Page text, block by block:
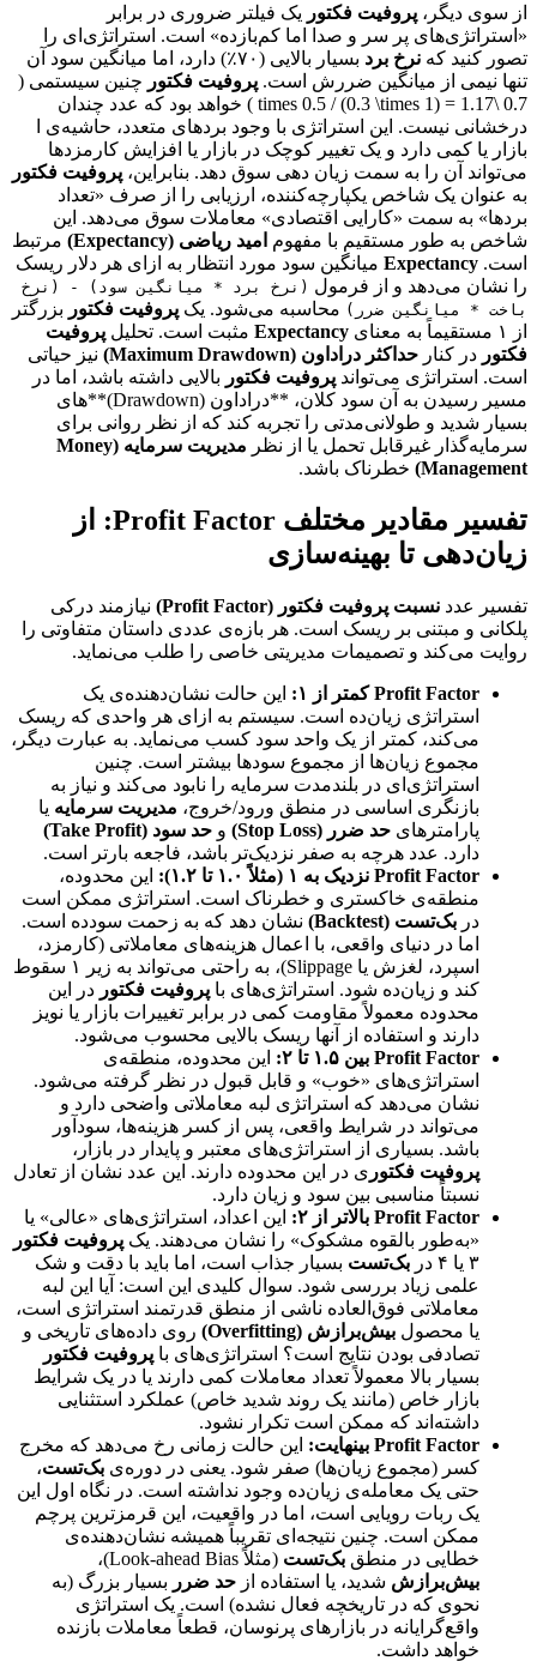
از سوی دیگر، پروفیت فکتور یک فیلتر ضروری در برابر
«استراتژی‌های پر سر و صدا اما کم‌بازده» است. استراتژی‌ای را
تصور کنید که نرخ برد
بسیار بالایی (۷۰٪) دارد، اما میانگین سود آن
تنها نیمی از میانگین ضررش است. پروفیت فکتور چنین سیستمی (
0.7 \times 0.5 / (0.3 \times 1) = 1.17 ) خواهد بود که عدد چندان
درخشانی نیست. این استراتژی با وجود بردهای متعدد، حاشیه‌ی ا
بازار یا کمی دارد و یک تغییر کوچک در بازار یا افزایش کارمزدها
می‌تواند آن را به سمت زیان دهی سوق دهد. بنابراین، پروفیت فکتور
به عنوان یک شاخص یکپارچه‌کننده، ارزیابی را از صرف «تعداد
بردها» به سمت «کارایی اقتصادی» معاملات سوق می‌دهد. این
شاخص به طور مستقیم با مفهوم امید ریاضی (Expectancy)
مرتبط
است. Expectancy میانگین سود مورد انتظار به ازای هر دلار ریسک
را نشان می‌دهد و از فرمول (نرخ برد * میانگین سود) - (نرخ
باخت * میانگین ضرر) محاسبه می‌شود. یک پروفیت فکتور بزرگتر
از ۱ مستقیماً به معنای
Expectancy مثبت است. تحلیل پروفیت
فکتور در کنار حداکثر دراداون (Maximum Drawdown)
نیز حیاتی
است. استراتژی می‌تواند پروفیت فکتور بالایی داشته باشد، اما در
مسیر رسیدن به آن سود کلان، **دراداون (Drawdown)**‌های
بسیار شدید و طولانی‌مدتی را تجربه کند که از نظر روانی برای
سرمایه‌گذار غیرقابل تحمل یا از نظر
مدیریت سرمایه (Money
Management) خطرناک باشد.
تفسیر مقادیر مختلف Profit Factor: از
زیان‌دهی تا بهینه‌سازی
تفسیر عدد نسبت پروفیت فکتور (Profit Factor)
نیازمند درکی
پلکانی و مبتنی بر ریسک است. هر بازه‌ی عددی داستان متفاوتی را
روایت می‌کند و تصمیمات مدیریتی خاصی را طلب می‌نماید.
Profit Factor کمتر از ۱:
این حالت نشان‌دهنده‌ی یک
استراتژی زیان‌ده است. سیستم به ازای هر واحدی که ریسک
می‌کند، کمتر از یک واحد سود کسب می‌نماید. به عبارت دیگر،
مجموع زیان‌ها از مجموع سودها بیشتر است. چنین
استراتژی‌ای در بلندمدت سرمایه را نابود می‌کند و نیاز به
بازنگری اساسی در منطق ورود/خروج، مدیریت سرمایه یا
پارامترهای حد ضرر (Stop Loss) و حد سود (Take Profit)
دارد. عدد هرچه به صفر نزدیک‌تر باشد، فاجعه بارتر است.
Profit Factor نزدیک به ۱ (مثلاً ۱.۰ تا ۱.۲):
این محدوده،
منطقه‌ی خاکستری و خطرناک است. استراتژی ممکن است
در بک‌تست (Backtest)
نشان دهد که به زحمت سودده است.
اما در دنیای واقعی، با اعمال هزینه‌های معاملاتی (کارمزد،
اسپرد، لغزش یا Slippage)، به راحتی می‌تواند به زیر ۱ سقوط
کند و زیان‌ده شود. استراتژی‌های با پروفیت فکتور در این
محدوده معمولاً مقاومت کمی در برابر تغییرات بازار یا نویز
دارند و استفاده از آنها ریسک بالایی محسوب می‌شود.
Profit Factor بین ۱.۵ تا ۲:
این محدوده، منطقه‌ی
استراتژی‌های «خوب» و قابل قبول در نظر گرفته می‌شود.
نشان می‌دهد که استراتژی لبه معاملاتی واضحی دارد و
می‌تواند در شرایط واقعی، پس از کسر هزینه‌ها، سودآور
باشد. بسیاری از استراتژی‌های معتبر و پایدار در بازار،
پروفیت فکتور ی در این محدوده دارند. این عدد نشان از تعادل
نسبتاً مناسبی بین سود و زیان دارد.
Profit Factor بالاتر از ۲:
این اعداد، استراتژی‌های «عالی» یا
«به‌طور بالقوه مشکوک» را نشان می‌دهند. یک پروفیت فکتور
۳ یا ۴ در
بک‌تست بسیار جذاب است، اما باید با دقت و شک
علمی زیاد بررسی شود. سوال کلیدی این است: آیا این لبه
معاملاتی فوق‌العاده ناشی از منطق قدرتمند استراتژی است،
یا محصول بیش‌برازش (Overfitting)
روی داده‌های تاریخی و
تصادفی بودن نتایج است؟ استراتژی‌های با پروفیت فکتور
بسیار بالا معمولاً تعداد معاملات کمی دارند یا در یک شرایط
بازار خاص (مانند یک روند شدید خاص) عملکرد استثنایی
داشته‌اند که ممکن است تکرار نشود.
Profit Factor بینهایت:
این حالت زمانی رخ می‌دهد که مخرج
کسر (مجموع زیان‌ها) صفر شود. یعنی در دوره‌ی بک‌تست،
حتی یک معامله‌ی زیان‌ده وجود نداشته است. در نگاه اول این
یک ربات رویایی است، اما در واقعیت، این قرمزترین پرچم
ممکن است. چنین نتیجه‌ای تقریباً همیشه نشان‌دهنده‌ی
خطایی در منطق بک‌تست (مثلاً Look-ahead Bias)،
بیش‌برازش شدید، یا استفاده از حد ضرر بسیار بزرگ (به
نحوی که در تاریخچه فعال نشده) است. یک استراتژی
واقع‌گرایانه در بازارهای پرنوسان، قطعاً معاملات بازنده
خواهد داشت.